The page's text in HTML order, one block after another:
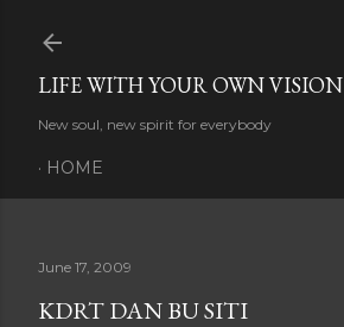
LIFE WITH YOUR OWN VISION
New soul, new spirit for everybody
HOME
June 17, 2009
KDRT DAN BU SITI